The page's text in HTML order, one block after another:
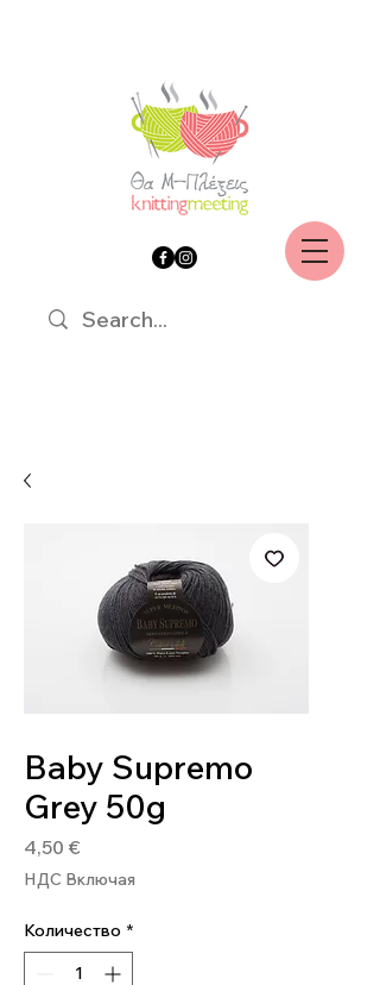
Baby Supremo
Grey 50g
4,50 €
НДС Включая
Количество *